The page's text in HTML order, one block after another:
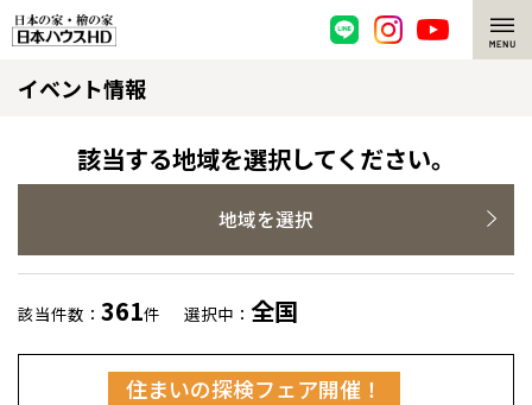
脱炭素・檜の家
環境にやさしい、脱炭素社会の住宅
耐震構造
高耐久住宅
高断熱・高気密の家
選ばれる理由
檜の魅力 トップ
檜と日本人
1000年を超えて生きる檜
注文住宅
グレートステージ
イベント情報
該当する地域を選択してください。
地域を選択
該当件数： 361件 選択中： 全国
住まいの探検フェア開催！